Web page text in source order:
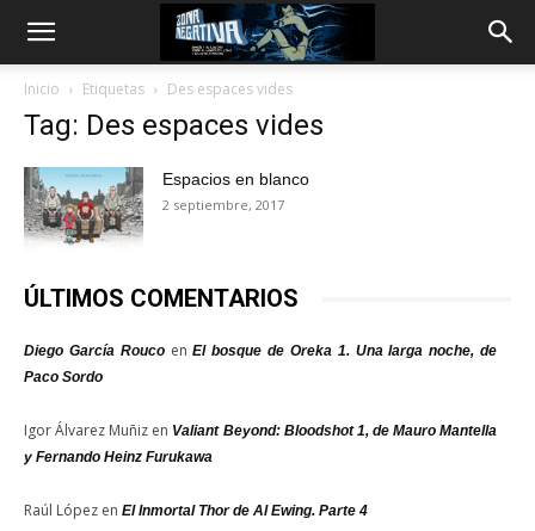
Inicio Etiquetas Des espaces vides
Tag: Des espaces vides
Espacios en blanco
2 septiembre, 2017
ÚLTIMOS COMENTARIOS
Diego García RoucoenEl bosque de Oreka 1. Una larga noche, de
Paco Sordo
Igor Álvarez Muñiz en Valiant Beyond: Bloodshot 1, de Mauro Mantella
y Fernando Heinz Furukawa
Raúl López en El Inmortal Thor de Al Ewing. Parte 4